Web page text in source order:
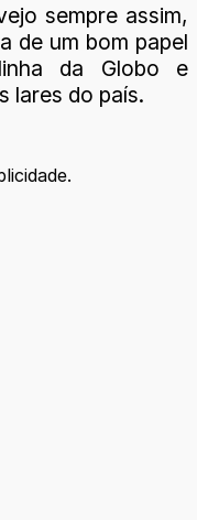
sempre assim,
de um bom papel
da Globo e
lares do país.